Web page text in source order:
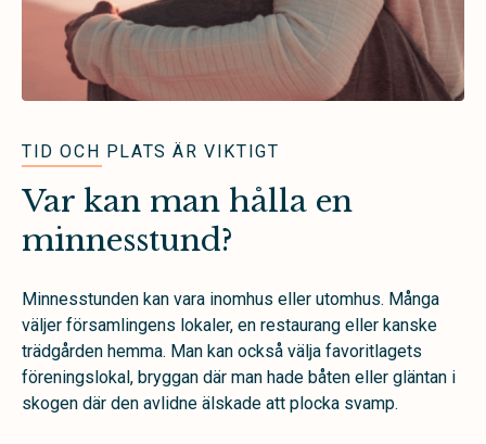
TID OCH PLATS ÄR VIKTIGT
Var kan man hålla en
minnesstund?
Minnesstunden kan vara inomhus eller utomhus. Många
väljer församlingens lokaler, en restaurang eller kanske
trädgården hemma. Man kan också välja favoritlagets
föreningslokal, bryggan där man hade båten eller gläntan i
skogen där den avlidne älskade att plocka svamp.